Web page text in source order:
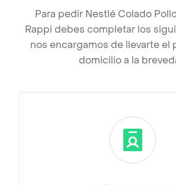
Para pedir Nestlé Colado
Rappi debes completar los
nos encargamos de llevarte el
domicilio a la